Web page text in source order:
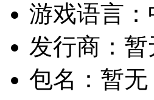
游戏语言：
发行商： 暂
包名： 暂无